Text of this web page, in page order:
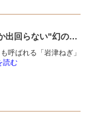
特産品の「岩津ねぎ」は冬しか出回らない"幻のねぎ"／兵庫県朝来市
呼ばれる「岩津ねぎ」
読む